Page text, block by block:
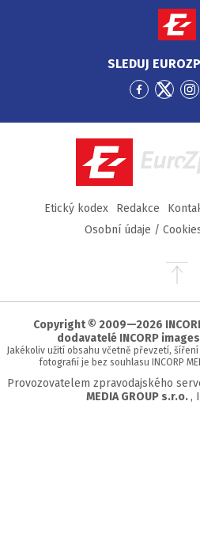
SLEDUJ
Přejít
Facebook
Přejít
Etický kodex Redakce
Osobní údaje /
Přejít
stránky
Copyright © 2009—2026
dodavatelé INCORP
Jakékoliv užití obsahu včetně převzetí,
fotografií je bez souhlasu INCORP
Provozovatelem zpravodajského
MEDIA GROUP s.r.o. ,